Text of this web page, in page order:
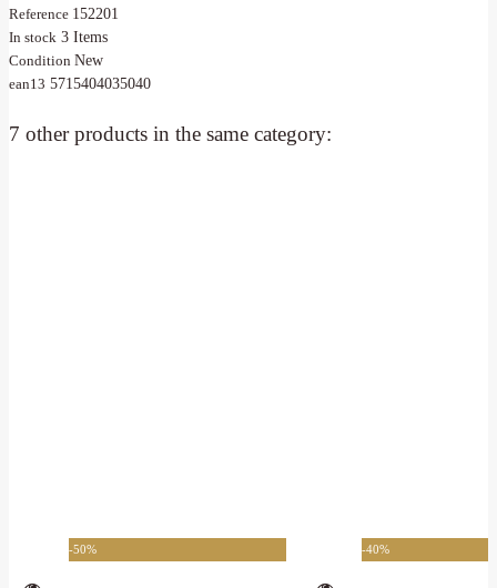
Reference 152201
In stock 3 Items
Condition New
ean13 5715404035040
7 other products in the same category:
-50% -40%